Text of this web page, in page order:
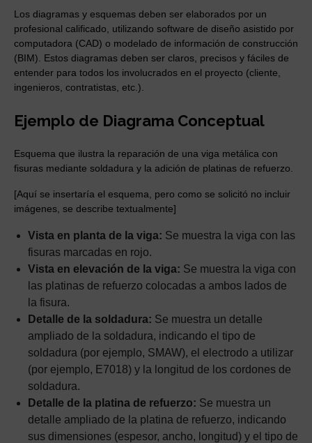
Los diagramas y esquemas deben ser elaborados por un
profesional calificado, utilizando software de diseño asistido por
computadora (CAD) o modelado de información de construcción
(BIM). Estos diagramas deben ser claros, precisos y fáciles de
entender para todos los involucrados en el proyecto (cliente,
ingenieros, contratistas, etc.).
Ejemplo de Diagrama Conceptual
Esquema que ilustra la reparación de una viga metálica con
fisuras mediante soldadura y la adición de platinas de refuerzo.
[Aquí se insertaría el esquema, pero como se solicitó no incluir
imágenes, se describe textualmente]
Vista en planta de la viga: Se muestra la viga con las
fisuras marcadas en rojo.
Vista en elevación de la viga: Se muestra la viga con
las platinas de refuerzo colocadas a ambos lados de
la fisura.
Detalle de la soldadura: Se muestra un detalle
ampliado de la soldadura, indicando el tipo de
soldadura (por ejemplo, SMAW), el electrodo a utilizar
(por ejemplo, E7018) y la longitud de los cordones de
soldadura.
Detalle de la platina de refuerzo: Se muestra un
detalle ampliado de la platina de refuerzo, indicando
sus dimensiones (espesor, ancho, longitud) y el tipo de